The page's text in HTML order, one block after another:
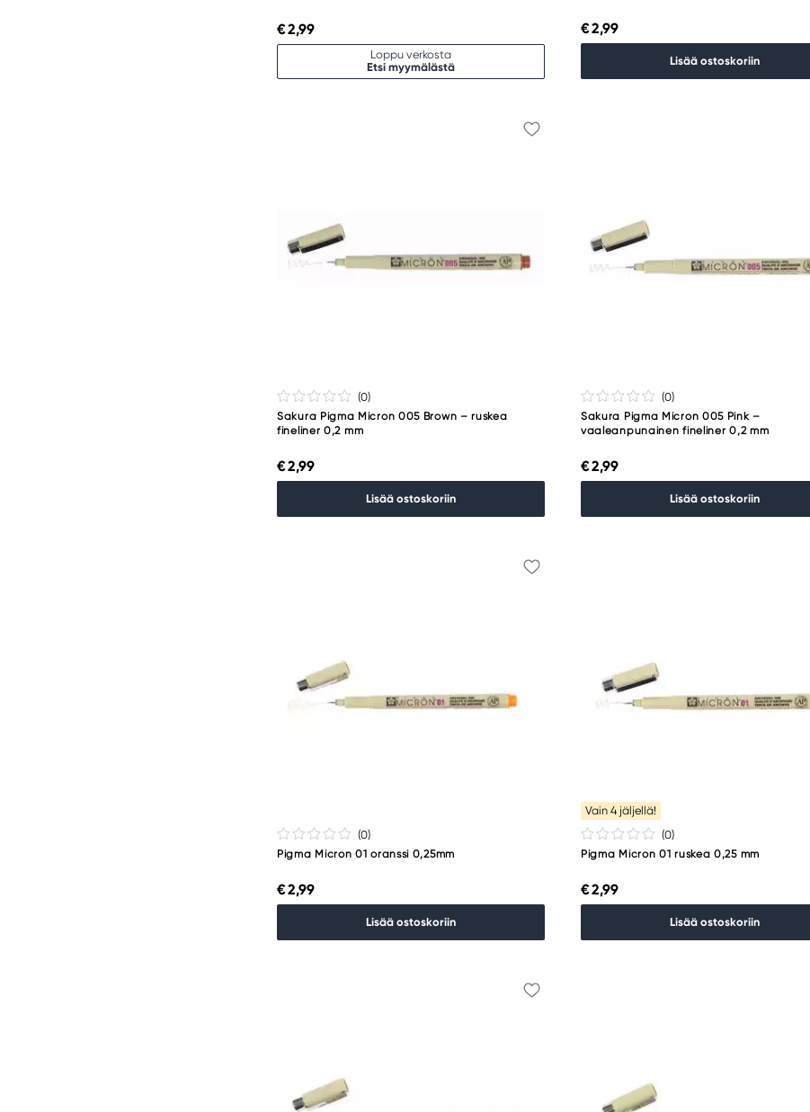
€ 2,99
Loppu verkosta
Etsi myymälästä
€ 2,99
Lisää ostoskoriin
(0)
Sakura Pigma Micron 005 Brown – ruskea
fineliner 0,2 mm
€ 2,99
Lisää ostoskoriin
(0)
Sakura Pigma Micron 005 Pink –
vaaleanpunainen fineliner 0,2 mm
€ 2,99
Lisää ostoskoriin
(0)
Pigma Micron 01 oranssi 0,25mm
€ 2,99
Lisää ostoskoriin
Vain 4 jäljellä!
(0)
Pigma Micron 01 ruskea 0,25 mm
€ 2,99
Lisää ostoskoriin